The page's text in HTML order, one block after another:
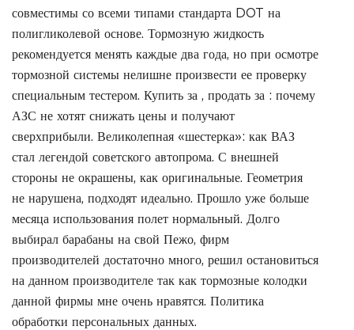
совместимы со всеми типами стандарта DOT на
полигликолевой основе. Тормозную жидкость
рекомендуется менять каждые два года, но при осмотре
тормозной системы нелишне произвести ее проверку
специальным тестером. Купить за , продать за : почему
АЗС не хотят снижать цены и получают
сверхприбыли. Великолепная «шестерка»: как ВАЗ
стал легендой советского автопрома. С внешней
стороны не окрашены, как оригинальные. Геометрия
не нарушена, подходят идеально. Прошло уже больше
месяца использования полет нормальный. Долго
выбирал барабаны на свой Пежо, фирм
производителей достаточно много, решил остановиться
на данном производителе так как тормозные колодки
данной фирмы мне очень нравятся. Политика
обработки персональных данных.